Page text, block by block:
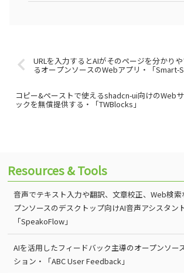
URLを入力するとAIがそのページを分かり
るオープンソースのWebアプリ・「Smart-
コピー&ペーストで使えるshadcn-ui向けのWeb
ックを無償提供する・「TWBlocks」
Resources & Tools
音声でテキスト入力や翻訳、文章校正、Web検
プンソースのデスクトップ向けAI音声アシスタン
「SpeakoFlow」
AIを活用したフィードバック主導のオープンソー
ション・「ABC User Feedback」